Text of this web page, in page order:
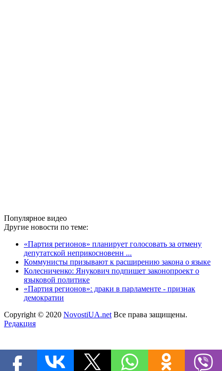
Популярное видео
Другие новости по теме:
«Партия регионов» планирует голосовать за отмену
депутатской неприкосновенн ...
Коммунисты призывают к расширению закона о языке
Колесниченко: Янукович подпишет законопроект о
языковой политике
«Партия регионов»: драки в парламенте - признак
демократии
Copyright © 2020 NovostiUA.net Все права защищены.
Редакция